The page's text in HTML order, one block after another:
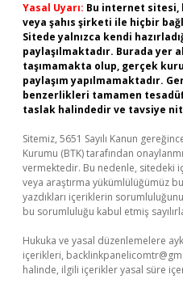
Yasal Uyarı: Bu internet sitesi,
veya şahıs şirketi ile hiçbir
Sitede yalnızca kendi
paylaşılmaktadır. Burada
taşımamakta olup, gerçek
paylaşım yapılmamaktadır.
benzerlikleri tamamen
taslak halindedir ve tavsiye
Sitemiz, 5651 Sayılı Kanun
Kurumu (BTK) tarafından
vermektedir. Bu nedenle, sitedeki
veya araştırma yükümlülüğümüz
yazdıkları içeriklerin
bu sorumluluğu kabul etmiş
Hukuka ve yasal düzenlemelere
içerikleri,
halinde, ilgili içerikler yasal süre